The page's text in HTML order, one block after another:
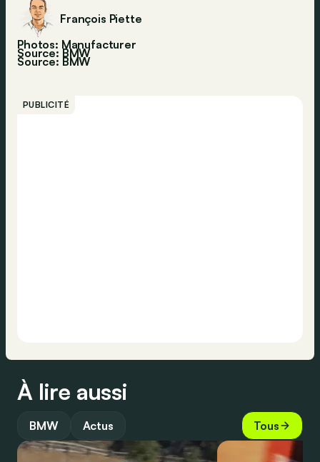
François Piette
Photos: Manufacturer
Source: BMW
Source: BMW
PUBLICITÉ
À lire aussi
BMW Actus Tous